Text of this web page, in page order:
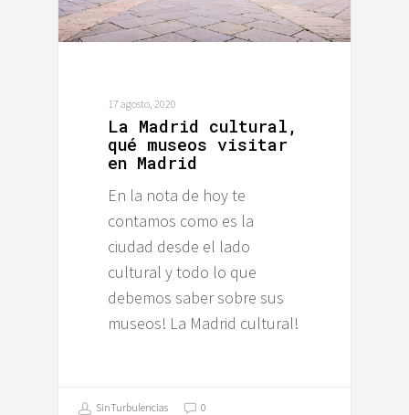
17 agosto, 2020
La Madrid cultural,
qué museos visitar
en Madrid
En la nota de hoy te
contamos como es la
ciudad desde el lado
cultural y todo lo que
debemos saber sobre sus
museos! La Madrid cultural!
SinTurbulencias 0